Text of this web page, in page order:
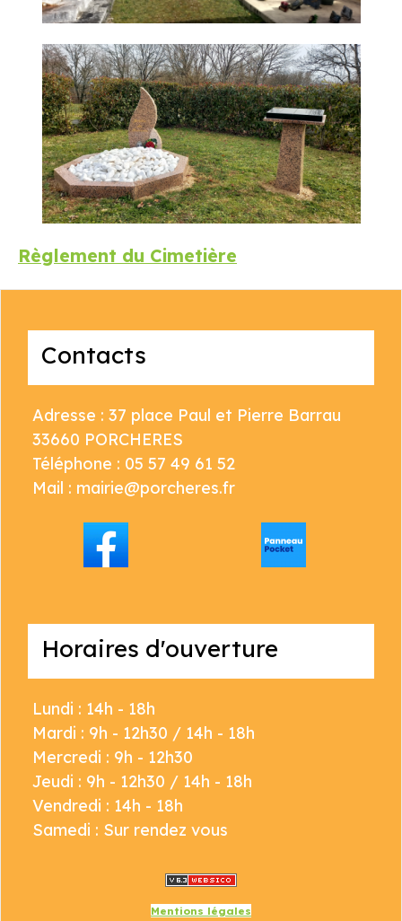
Règlement du Cimetière
Contacts
Adresse : 37 place Paul et Pierre Barrau
33660 PORCHERES
Téléphone : 05 57 49 61 52
Mail : mairie@porcheres.fr
Horaires d'ouverture
Lundi : 14h - 18h
Mardi : 9h - 12h30 / 14h - 18h
Mercredi : 9h - 12h30
Jeudi : 9h - 12h30 / 14h - 18h
Vendredi : 14h - 18h
Samedi : Sur rendez vous
Mentions légales